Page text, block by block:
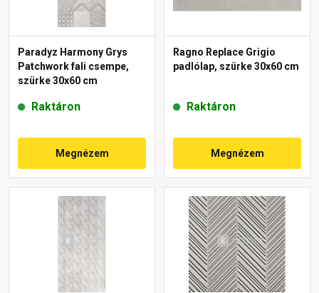
Paradyz Harmony Grys
Patchwork fali csempe,
szürke 30x60 cm
Raktáron
Megnézem
Ragno Replace Grigio
padlólap, szürke 30x60 cm
Raktáron
Megnézem